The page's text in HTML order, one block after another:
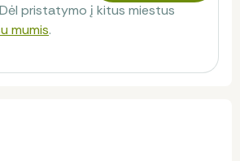
pristatymo į kitus miestus
mumis.